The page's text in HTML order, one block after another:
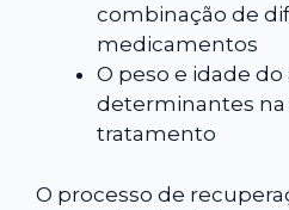
combinação de
medicamentos
O peso e idade
determinantes na
tratamento
O processo de